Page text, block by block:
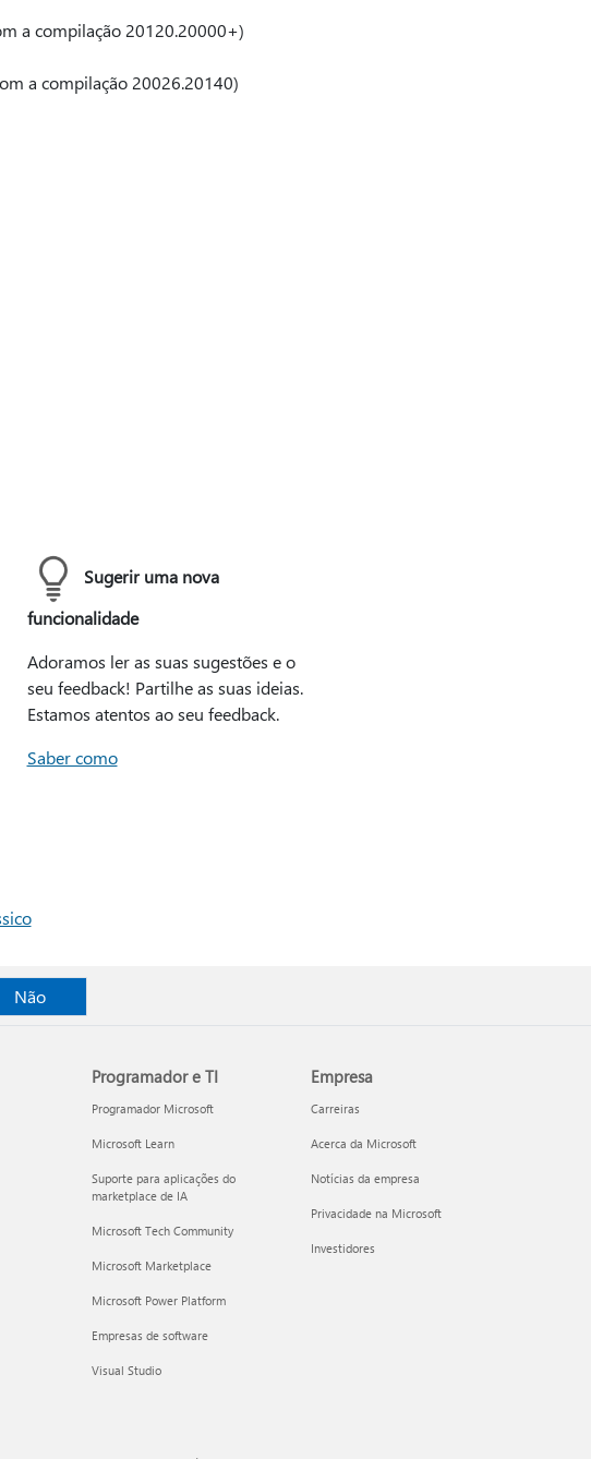
a compilação 20120.20000+)
a compilação 20026.20140)
Sugerir uma nova
funcionalidade
Adoramos ler as suas sugestões e o
seu feedback! Partilhe as suas ideias.
Estamos atentos ao seu feedback.
Saber como
Não
Programador e TI
Programador Microsoft
Microsoft Learn
Suporte para aplicações do
marketplace de IA
Microsoft Tech Community
Microsoft Marketplace
Microsoft Power Platform
Empresas de software
Visual Studio
Empresa
Carreiras
Acerca da Microsoft
Notícias da empresa
Privacidade na Microsoft
Investidores